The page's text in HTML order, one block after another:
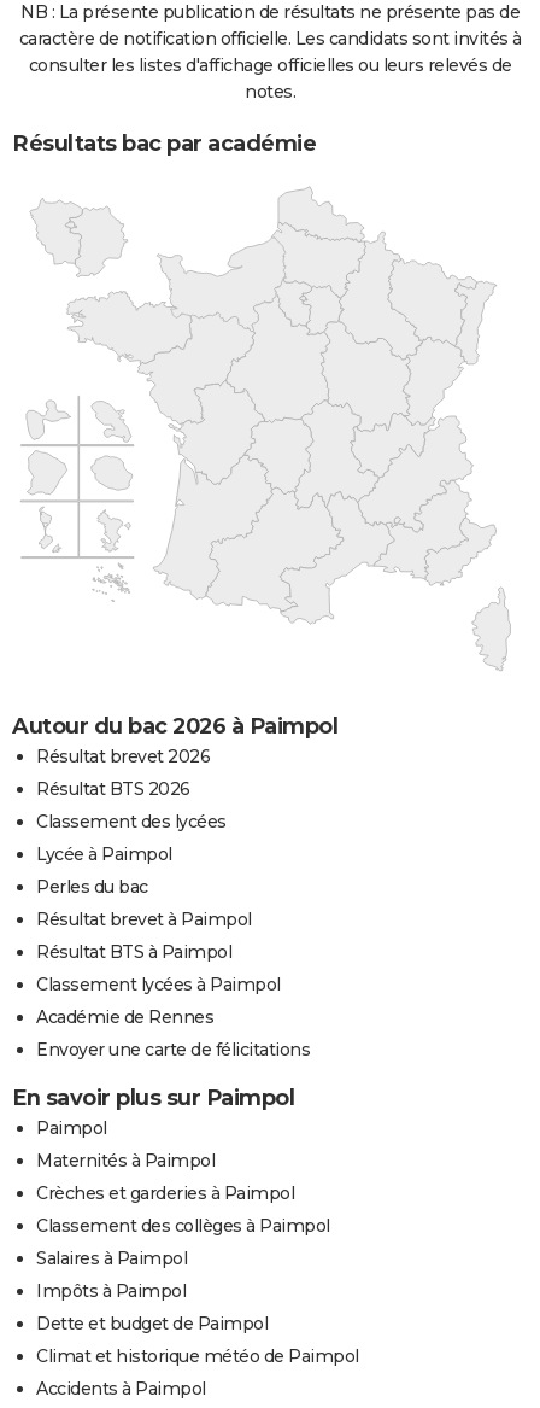
NB : La présente publication de résultats ne présente pas de
caractère de notification officielle. Les candidats sont invités à
consulter les listes d'affichage officielles ou leurs relevés de
notes.
Résultats bac par académie
Autour du bac 2026 à Paimpol
Résultat brevet 2026
Résultat BTS 2026
Classement des lycées
Lycée à Paimpol
Perles du bac
Résultat brevet à Paimpol
Résultat BTS à Paimpol
Classement lycées à Paimpol
Académie de Rennes
Envoyer une carte de félicitations
En savoir plus sur Paimpol
Paimpol
Maternités à Paimpol
Crèches et garderies à Paimpol
Classement des collèges à Paimpol
Salaires à Paimpol
Impôts à Paimpol
Dette et budget de Paimpol
Climat et historique météo de Paimpol
Accidents à Paimpol